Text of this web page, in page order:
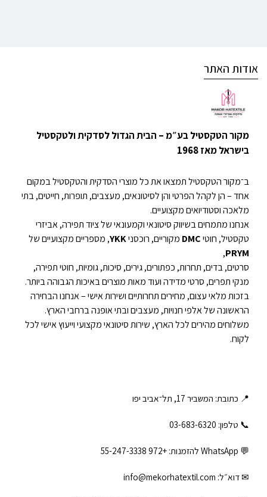
אודות האתר
מקור הטקסטיל בע״מ – הבית הגדול לסדקית ולטקסטיל
בישראל מאז 1968
ב־מקור הטקסטיל תמצאו את כל מוצרי הסדקית והטקסטיל במקום
אחד – הן לקהל הפרטי והן לסיטונאים, מעצבים, תופרות, חייטים, בתי
מלאכה וסטודיואים מקצועיים.
אנחנו מתמחים בשיווק סיטונאי וקמעונאי של ציוד תפירה, אביזרי
טקסטיל, חוטיDMC מקוריים, רוכסניYKK, מספריים מקצועיים של
PRYM
,
סרטים, בדים, תחרות, כפתורים, גירים, סיכות, גומיות, חוטי תפירה,
מנקי תפרים, סרטי מדידה ועוד מאות מוצרים באיכות הגבוהה ביותר.
בזכות מלאי עצום, מחירים תחרותיים ושירות אישי – אנחנו הבחירה
הראשונה של אלפי חנויות, מעצבים ובתי אופנה ברחבי הארץ.
משלוחים מהירים לכל הארץ, שירות סיטונאי מקצועי וייעוץ אישי לכל
לקוח.
📍 כתובת: המשביר 17, תל־אביב יפו
📞 טלפון: ‎03-683-6320
💬 WhatsApp להזמנות: +972 55-247-3338
✉ דוא״ל: info@mekorhatextil.com